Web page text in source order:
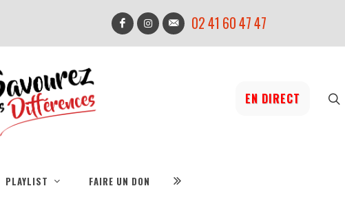
02 41 60 47 47
EN DIRECT
PLAYLIST FAIRE UN DON